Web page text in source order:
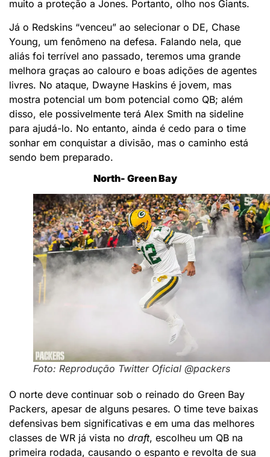
muito a proteção a Jones. Portanto, olho nos Giants.
Já o Redskins “venceu” ao selecionar o DE, Chase
Young, um fenômeno na defesa. Falando nela, que
aliás foi terrível ano passado, teremos uma grande
melhora graças ao calouro e boas adições de agentes
livres. No ataque, Dwayne Haskins é jovem, mas
mostra potencial um bom potencial como QB; além
disso, ele possivelmente terá Alex Smith na sideline
para ajudá-lo. No entanto, ainda é cedo para o time
sonhar em conquistar a divisão, mas o caminho está
sendo bem preparado.
North- Green Bay
Foto: Reprodução Twitter Oficial @packers
O norte deve continuar sob o reinado do Green Bay
Packers, apesar de alguns pesares. O time teve baixas
defensivas bem significativas e em uma das melhores
classes de WR já vista no draft, escolheu um QB na
primeira rodada, causando o espanto e revolta de sua